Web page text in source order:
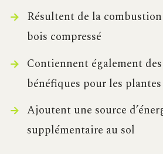
Résultent de la
bois compressé
Contiennent également
bénéfiques pour les plantes
Ajoutent une source
supplémentaire au sol